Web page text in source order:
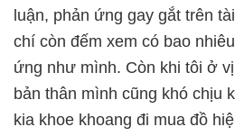
luận, phản ứng gay gắt trên
chí còn đếm xem có bao
ứng như mình. Còn khi tôi ở
bản thân mình cũng khó chịu
kia khoe khoang đi mua đồ